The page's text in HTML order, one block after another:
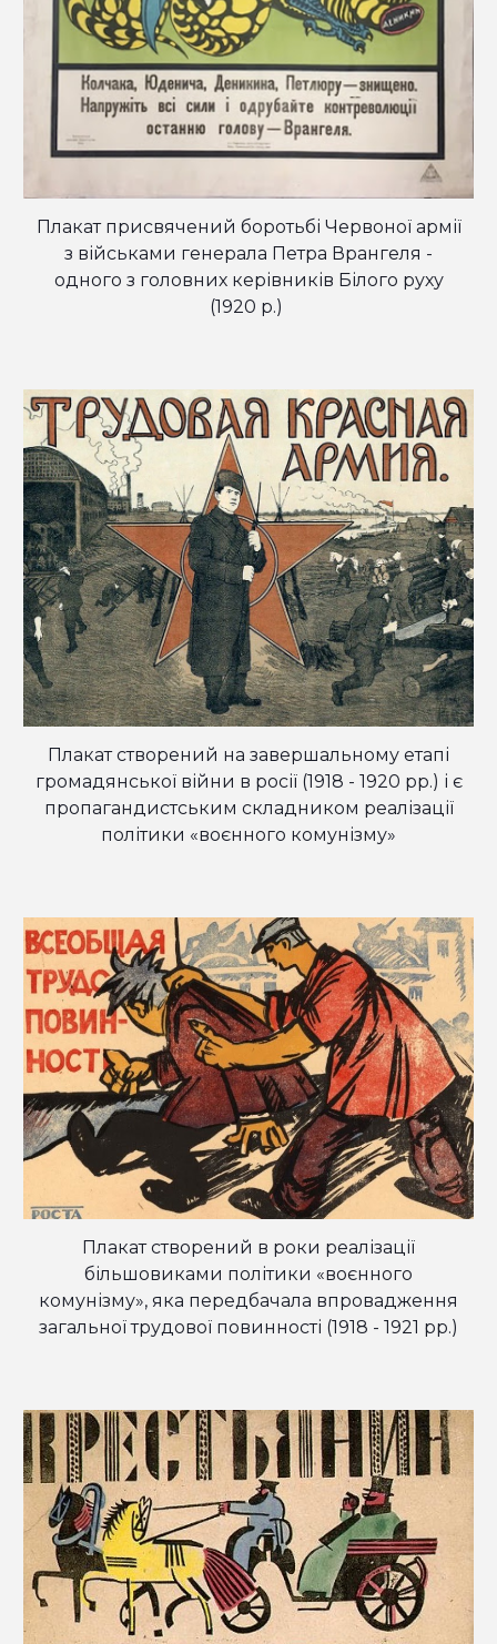
Плакат присвячений боротьбі Червоної армії
з військами генерала Петра Врангеля -
одного з головних керівників Білого руху
(1920 р.)
Плакат створений на завершальному етапі
громадянської війни в росії (1918 - 1920 рр.) і є
пропагандистським складником реалізації
політики «воєнного комунізму»
Плакат створений в роки реалізації
більшовиками політики «воєнного
комунізму», яка передбачала впровадження
загальної трудової повинності (1918 - 1921 рр.)